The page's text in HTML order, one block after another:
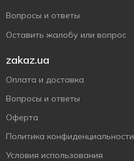
Вопросы и ответы
Оставить жалобу или вопрос
zakaz.ua
Оплата и доставка
Вопросы и ответы
Оферта
Политика конфиденциальности
Условия использования